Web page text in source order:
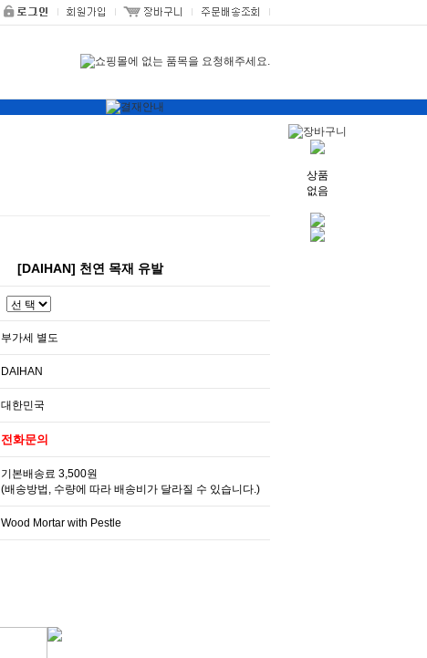
[DAIHAN] 천연 목재 유발
부가세 별도
DAIHAN
대한민국
전화문의
기본배송료 3,500원
(배송방법, 수량에 따라 배송비가 달라질 수 있습니다.)
Wood Mortar with Pestle
상품
없음